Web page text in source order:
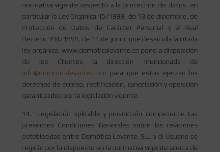
normativa vigente respecto a la protección de datos, en
particular la Ley Orgánica 15/1999, de 13 de diciembre, de
Protección de Datos de Carácter Personal y el Real
Decreto 994/1999, de 11 de junio, que desarrolla la citada
ley orgánica. www.domoticalevante.es pone a disposición
de los Clientes la dirección mencionada de
info@domoticalevantel.com para que estos ejerzan los
derechos de acceso, rectificación, cancelación y oposición
garantizados por la legislación vigente.
14.- Legislación aplicable y jurisdicción competente Las
presentes Condiciones Generales sobre las relaciones
establecidas entre Domótica Levante, S.L. y el Usuario se
regirán por lo dispuesto en la normativa vigente acerca de